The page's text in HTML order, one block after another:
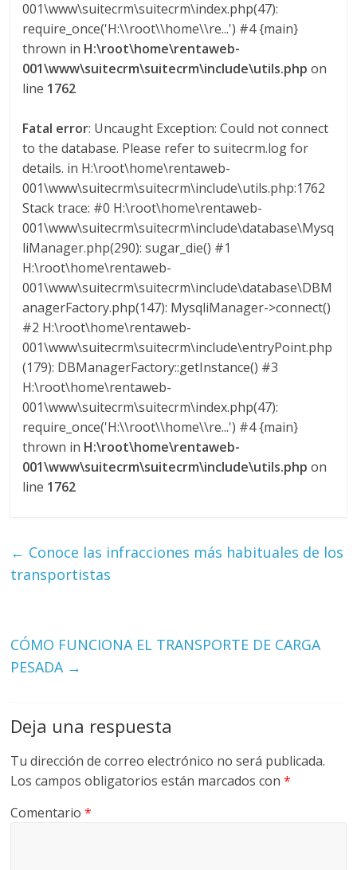
a
r
a
e
n
C
o
o
m
i
R
A
M
Q
U
N
001\www\suitecrm\suitecrm\index.php(47):
require_once('H:\\root\\home\\re...') #4 {main}
thrown in H:\root\home\rentaweb-
001\www\suitecrm\suitecrm\include\utils.php on
line 1762
Fatal error: Uncaught Exception: Could not connect
to the database. Please refer to suitecrm.log for
details. in H:\root\home\rentaweb-
001\www\suitecrm\suitecrm\include\utils.php:1762
Stack trace: #0 H:\root\home\rentaweb-
001\www\suitecrm\suitecrm\include\database\Mysq
liManager.php(290): sugar_die() #1
H:\root\home\rentaweb-
001\www\suitecrm\suitecrm\include\database\DBM
anagerFactory.php(147): MysqliManager->connect()
#2 H:\root\home\rentaweb-
001\www\suitecrm\suitecrm\include\entryPoint.php
(179): DBManagerFactory::getInstance() #3
H:\root\home\rentaweb-
001\www\suitecrm\suitecrm\index.php(47):
require_once('H:\\root\\home\\re...') #4 {main}
thrown in H:\root\home\rentaweb-
001\www\suitecrm\suitecrm\include\utils.php on
line 1762
← Conoce las infracciones más habituales de los
transportistas
CÓMO FUNCIONA EL TRANSPORTE DE CARGA
PESADA →
Deja una respuesta
Tu dirección de correo electrónico no será publicada.
Los campos obligatorios están marcados con*
Comentario*